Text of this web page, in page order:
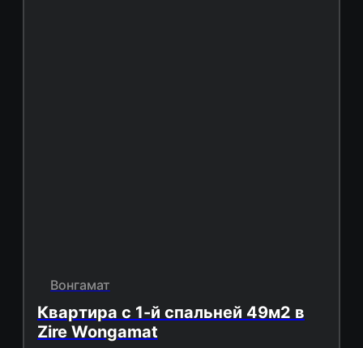
Вонгамат
Квартира с 1-й спальней 49м2 в
Zire Wongamat